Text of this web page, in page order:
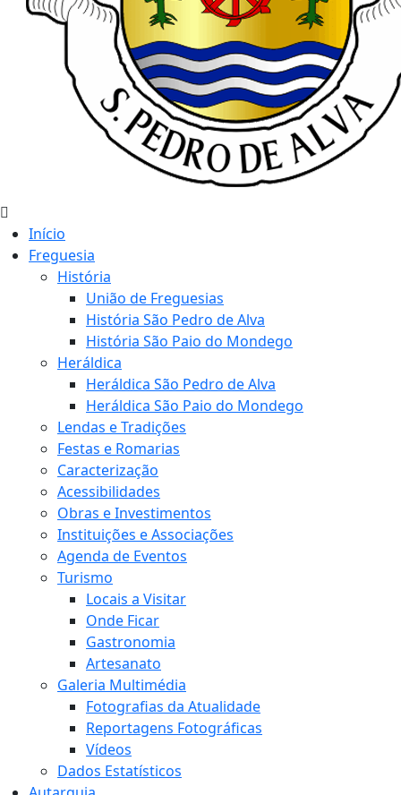
Início
Freguesia
História
União de Freguesias
História São Pedro de Alva
História São Paio do Mondego
Heráldica
Heráldica São Pedro de Alva
Heráldica São Paio do Mondego
Lendas e Tradições
Festas e Romarias
Caracterização
Acessibilidades
Obras e Investimentos
Instituições e Associações
Agenda de Eventos
Turismo
Locais a Visitar
Onde Ficar
Gastronomia
Artesanato
Galeria Multimédia
Fotografias da Atualidade
Reportagens Fotográficas
Vídeos
Dados Estatísticos